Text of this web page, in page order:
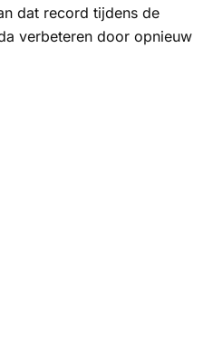
dat record tijdens de
verbeteren door opnieuw